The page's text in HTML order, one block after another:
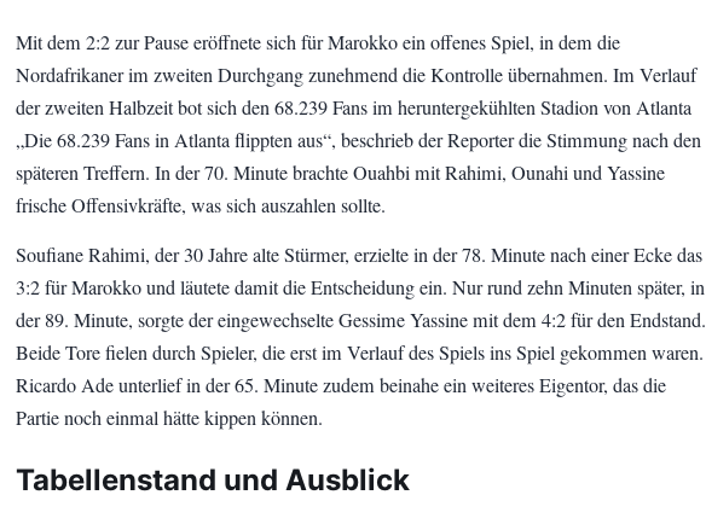
Mit dem 2:2 zur Pause eröffnete sich für Marokko ein offenes Spiel, in dem die
Nordafrikaner im zweiten Durchgang zunehmend die Kontrolle übernahmen. Im Verlauf
der zweiten Halbzeit bot sich den 68.239 Fans im heruntergekühlten Stadion von Atlanta
„Die 68.239 Fans in Atlanta flippten aus“, beschrieb der Reporter die Stimmung nach den
späteren Treffern. In der 70. Minute brachte Ouahbi mit Rahimi, Ounahi und Yassine
frische Offensivkräfte, was sich auszahlen sollte.
Soufiane Rahimi, der 30 Jahre alte Stürmer, erzielte in der 78. Minute nach einer Ecke das
3:2 für Marokko und läutete damit die Entscheidung ein. Nur rund zehn Minuten später, in
der 89. Minute, sorgte der eingewechselte Gessime Yassine mit dem 4:2 für den Endstand.
Beide Tore fielen durch Spieler, die erst im Verlauf des Spiels ins Spiel gekommen waren.
Ricardo Ade unterlief in der 65. Minute zudem beinahe ein weiteres Eigentor, das die
Partie noch einmal hätte kippen können.
Tabellenstand und Ausblick